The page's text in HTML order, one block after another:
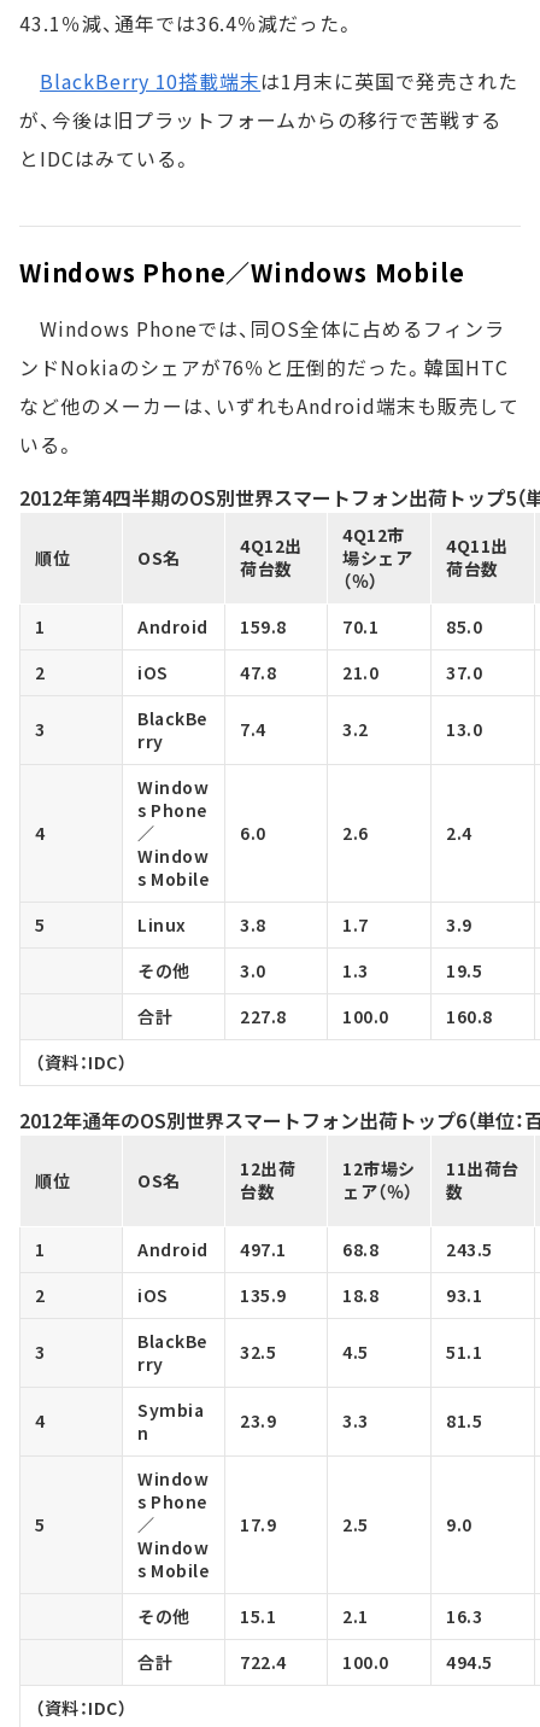
43.1％減、通年では36.4％減だった。
BlackBerry 10搭載端末は1月末に英国で発売された
が、今後は旧プラットフォームからの移行で苦戦する
とIDCはみている。
Windows Phone／Windows Mobile
Windows Phoneでは、同OS全体に占めるフィンラ
ンドNokiaのシェアが76％と圧倒的だった。韓国HTC
など他のメーカーは、いずれもAndroid端末も販売して
いる。
2012年第4四半期のOS別世界スマートフォン出荷トップ5（単
順位 OS名
4Q12出
荷台数
4Q12市
場シェア
（％）
4Q11出
荷台数
1 Android 159.8 70.1
85.0
2
iOS 47.8 21.0 37.0
3
BlackBe
rry
7.4 3.2 13.0
4
Window
s Phone
／
Window
s Mobile
6.0 2.6 2.4
5 Linux 3.8 1.7
3.9
その他
3.0 1.3
19.5
合計
227.8 100.0
160.8
（資料：IDC）
2012年通年のOS別世界スマートフォン出荷トップ6（単位：
順位 OS名
12出荷
台数
12市場シ
ェア（％）
11出荷台
数
1 Android 497.1 68.8
243.5
2
iOS 135.9 18.8 93.1
3
BlackBe
rry
32.5 4.5 51.1
4
Symbia
n
23.9 3.3 81.5
5
Window
s Phone
／
Window
s Mobile
17.9 2.5 9.0
その他 15.1 2.1
16.3
合計
722.4 100.0
494.5
（資料：IDC）